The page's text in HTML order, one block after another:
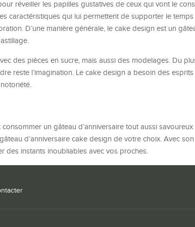
réveiller les papilles gustatives de ceux qui vont le
caractéristiques qui lui permettent de supporter le
D’une manière générale, le cake design est un
des pièces en sucre, mais aussi des modelages. Du
reste l’imagination. Le cake design a besoin des
un gâteau d’anniversaire tout aussi
d’anniversaire cake design de votre choix. Avec
des instants inoubliables avec vos proches.